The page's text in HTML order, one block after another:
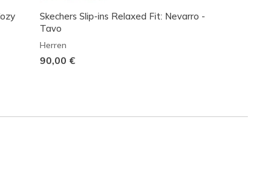
Skechers Slip-ins Relaxed Fit: Nevarro -
Tavo
Herren
90,00 €